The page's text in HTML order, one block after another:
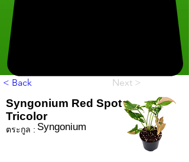
< Back Next >
Syngonium Red Spot
Tricolor
ตระกูล : Syngonium